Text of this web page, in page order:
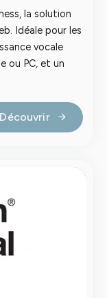
la solution
Idéale pour les
vocale
ou PC, et un
Découvrir